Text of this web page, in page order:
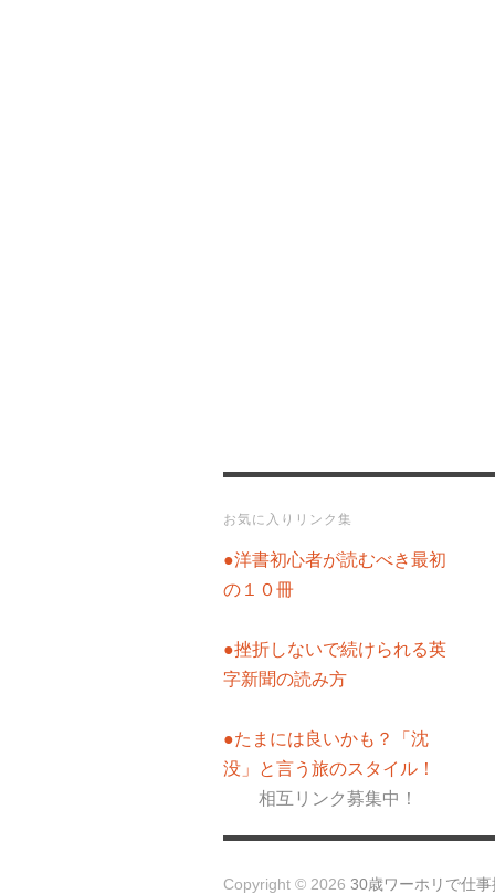
お気に入りリンク集
●洋書初心者が読むべき最初
の１０冊
●挫折しないで続けられる英
字新聞の読み方
●たまには良いかも？「沈
没」と言う旅のスタイル！
相互リンク募集中！
Copyright © 2026 30歳ワーホリで仕